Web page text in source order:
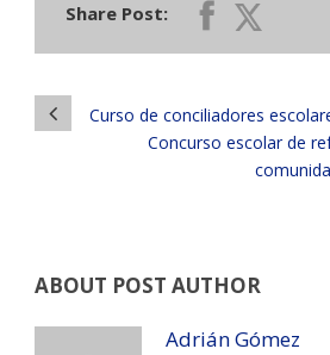
Share Post:
Curso de conciliadores
Concurso escolar de
ABOUT POST AUTHOR
Adrián Gómez